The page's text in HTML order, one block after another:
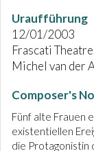
Uraufführung
12/01/2003
Frascati
Michel van der
Composer's
Fünf alte Frauen
existentiellen
die Protagonistin